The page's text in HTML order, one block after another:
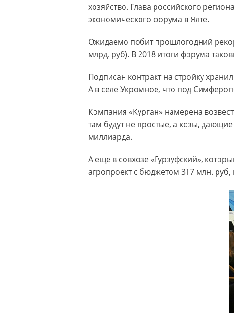
хозяйство. Глава российского
экономического форума в Ялте.
Ожидаемо побит прошлогодний
млрд. руб). В 2018 итоги форума
Подписан контракт на стройку
А в селе Укромное, что под
Компания «Курган» намерена
там будут не простые, а козы,
миллиарда.
А еще в совхозе «Гурзуфский»,
агропроект с бюджетом 317 млн. руб,